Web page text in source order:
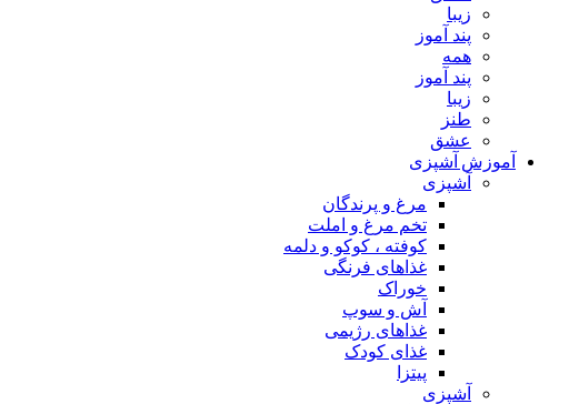
زیبا
پند آموز
همه
پند آموز
زیبا
طنز
عشق
آموزش آشپزی
آشپزی
مرغ و پرندگان
تخم مرغ و املت
کوفته ، کوکو و دلمه
غذاهای فرنگی
خوراک
آش و سوپ
غذاهای رژیمی
غذای کودک
پیتزا
آشپزی